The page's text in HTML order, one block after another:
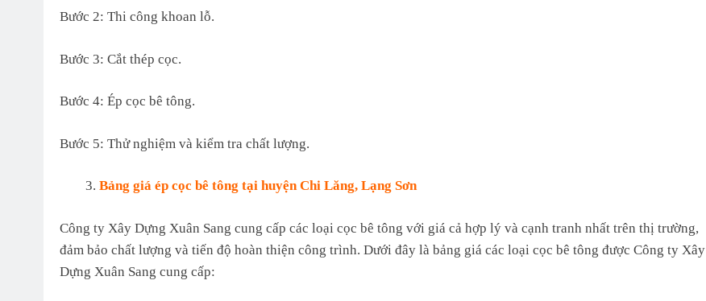
Bước 2: Thi công khoan lỗ.
Bước 3: Cắt thép cọc.
Bước 4: Ép cọc bê tông.
Bước 5: Thử nghiệm và kiểm tra chất lượng.
Bảng giá ép cọc bê tông tại huyện Chi Lăng, Lạng Sơn
Công ty Xây Dựng Xuân Sang cung cấp các loại cọc bê tông với giá cả hợp lý và cạnh tranh nhất trên thị trường,
đảm bảo chất lượng và tiến độ hoàn thiện công trình. Dưới đây là bảng giá các loại cọc bê tông được Công ty Xây
Dựng Xuân Sang cung cấp: